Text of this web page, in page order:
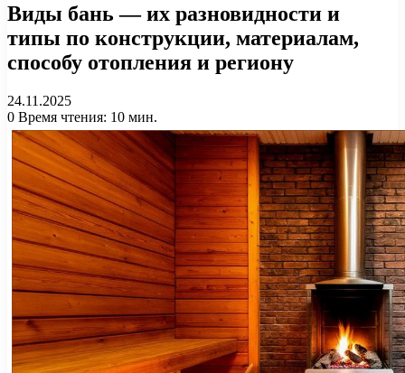
Виды бань — их разновидности и
типы по конструкции, материалам,
способу отопления и региону
24.11.2025
0 Время чтения: 10 мин.